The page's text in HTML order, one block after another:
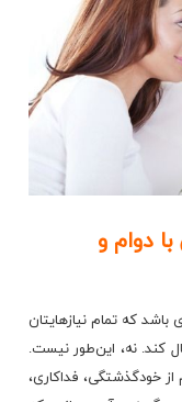
دوام و
باشد که تمام نیازهایتان
کند. نه، این‌طور نیست.
از خودگذشتگی، فداکاری،